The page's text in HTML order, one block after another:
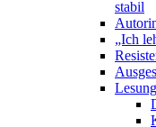
stabil
„Ich